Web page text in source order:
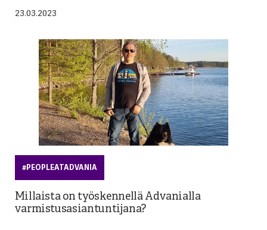
23.03.2023
#PEOPLEATADVANIA
Millaista on työskennellä Advanialla
varmistusasiantuntijana?